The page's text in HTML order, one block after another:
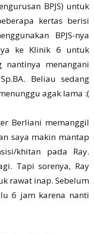
BPJS) untuk
kertas berisi
BPJS-nya
ke Klinik 6 untuk
nantinya menangani
Beliau sedang
agak lama :(
Berliani memanggil
saya makin mantap
khitan pada Ray.
Tapi sorenya, Ray
rawat inap. Sebelum
6 jam karena nanti